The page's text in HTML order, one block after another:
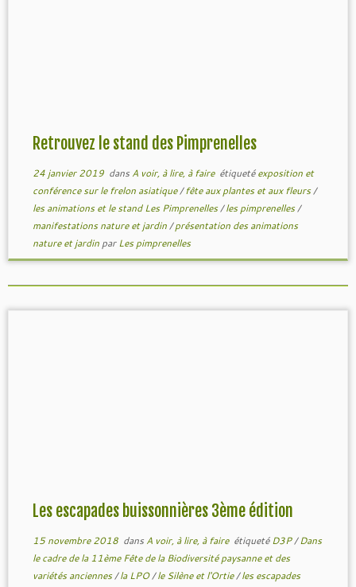
Retrouvez le stand des Pimprenelles
24 janvier 2019dans A voir, à lire, à faire étiquetéexposition et
conférence sur le frelon asiatique/fête aux plantes et aux fleurs/
les animations et le stand Les Pimprenelles/les pimprenelles/
manifestations nature et jardin/présentation des animations
nature et jardin parLes pimprenelles
Les escapades buissonnières 3ème édition
15 novembre 2018dans A voir, à lire, à faire étiquetéD3P/Dans
le cadre de la 11ème Fête de la Biodiversité paysanne et des
variétés anciennes/la LPO/le Silène et l'Ortie/les escapades